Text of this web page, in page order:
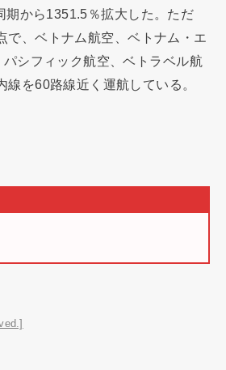
から1351.5％拡大した。ただ
で、ベトナム航空、ベトナム・エ
シフィック航空、ベトラベル航
を60路線近く運航している。